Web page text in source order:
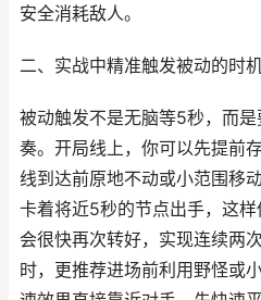
安全消耗敌人。
二、实战中精准触发被动的时
被动触发不是无脑等5秒，而
奏。开局线上，你可以先提前
线到达前原地不动或小范围移
卡着将近5秒的节点出手，这
会很快再次转好，实现连续两
时，更推荐进场前利用野怪或